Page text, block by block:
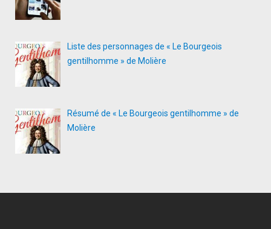
Liste des personnages de « Le Bourgeois
gentilhomme » de Molière
Résumé de « Le Bourgeois gentilhomme » de
Molière